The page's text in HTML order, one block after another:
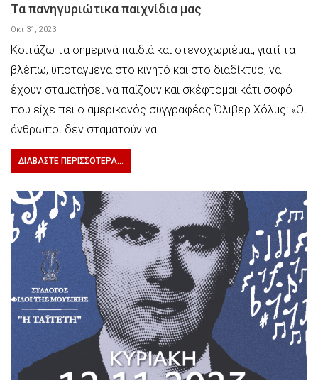
Τα πανηγυριώτικα παιχνίδια μας
Οκτ 31, 2023
Κοιτάζω τα σημερινά παιδιά και στενοχωριέμαι, γιατί τα
βλέπω, υποταγμένα στο κινητό και στο διαδίκτυο, να
έχουν σταματήσει να παίζουν και σκέφτομαι κάτι σοφό
που είχε πει ο αμερικανός συγγραφέας Όλιβερ Χόλμς: «Οι
άνθρωποι δεν σταματούν να…
ΔΙΑΒΆΣΤΕ ΠΕΡΙΣΣΌΤΕΡΑ...